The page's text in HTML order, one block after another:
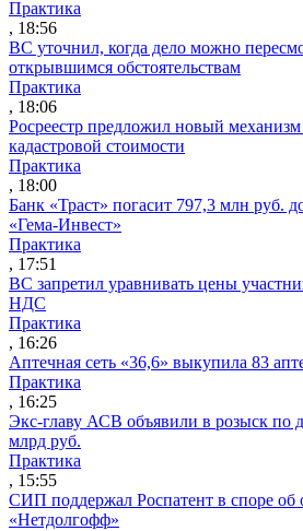
Практика
, 18:56
ВС уточнил, когда дело можно
открывшимся обстоятельствам
Практика
, 18:06
Росреестр предложил новый
кадастровой стоимости
Практика
, 18:00
Банк «Траст» погасит 797,3 млн руб.
«Гема-Инвест»
Практика
, 17:51
ВС запретил уравнивать цены
НДС
Практика
, 16:26
Аптечная сеть «36,6» выкупила 83
Практика
, 16:25
Экс-главу АСВ объявили в розыск по
млрд руб.
Практика
, 15:55
СИП поддержал Роспатент в споре об
«Нетдолгофф»